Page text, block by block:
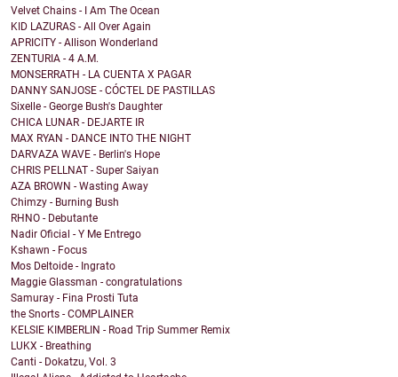
Velvet Chains - I Am The Ocean
KID LAZURAS - All Over Again
APRICITY - Allison Wonderland
ZENTURIA - 4 A.M.
MONSERRATH - LA CUENTA X PAGAR
DANNY SANJOSE - CÓCTEL DE PASTILLAS
Sixelle - George Bush's Daughter
CHICA LUNAR - DEJARTE IR
MAX RYAN - DANCE INTO THE NIGHT
DARVAZA WAVE - Berlin's Hope
CHRIS PELLNAT - Super Saiyan
AZA BROWN - Wasting Away
Chimzy - Burning Bush
RHNO - Debutante
Nadir Oficial - Y Me Entrego
Kshawn - Focus
Mos Deltoide - Ingrato
Maggie Glassman - congratulations
Samuray - Fina Prosti Tuta
the Snorts - COMPLAINER
KELSIE KIMBERLIN - Road Trip Summer Remix
LUKX - Breathing
Canti - Dokatzu, Vol. 3